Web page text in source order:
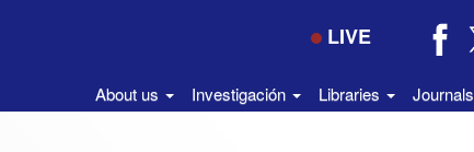
LIVE
About us Investigación Libraries Journals